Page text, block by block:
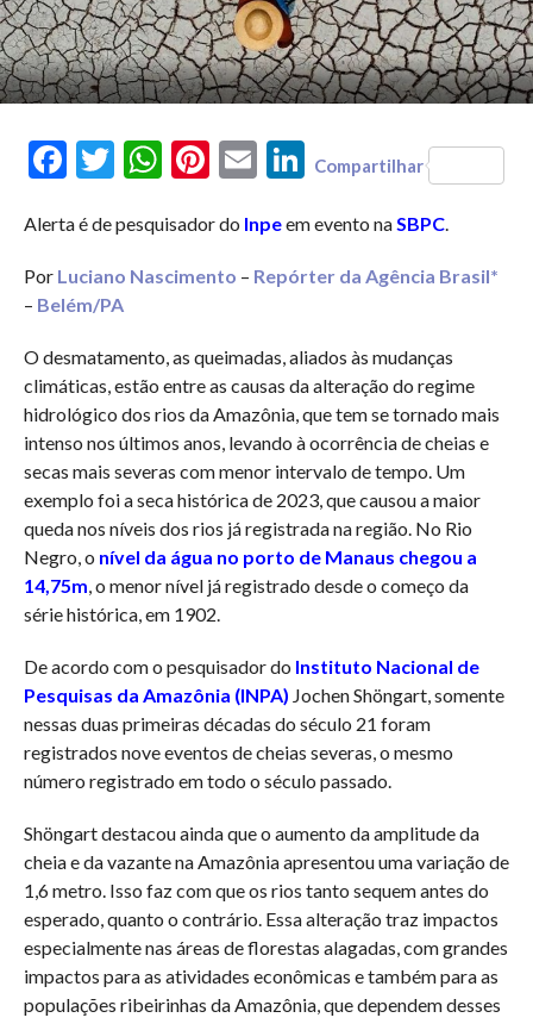
FacebookTwitterWhatsAppPinterest
Email LinkedIn
Compartilhar
Alerta é de pesquisador do Inpeem evento naSBPC.
Por Luciano Nascimento – Repórter da Agência Brasil*
– Belém/PA
O desmatamento, as queimadas, aliados às mudanças
climáticas, estão entre as causas da alteração do regime
hidrológico dos rios da Amazônia, que tem se tornado mais
intenso nos últimos anos, levando à ocorrência de cheias e
secas mais severas com menor intervalo de tempo. Um
exemplo foi a seca histórica de 2023, que causou a maior
queda nos níveis dos rios já registrada na região. No Rio
Negro, o nível da água no porto de Manaus chegou a
14,75m, o menor nível já registrado desde o começo da
série histórica, em 1902.
De acordo com o pesquisador do Instituto Nacional de
Pesquisas da Amazônia (INPA) Jochen Shöngart, somente
nessas duas primeiras décadas do século 21 foram
registrados nove eventos de cheias severas, o mesmo
número registrado em todo o século passado.
Shöngart destacou ainda que o aumento da amplitude da
cheia e da vazante na Amazônia apresentou uma variação de
1,6 metro. Isso faz com que os rios tanto sequem antes do
esperado, quanto o contrário. Essa alteração traz impactos
especialmente nas áreas de florestas alagadas, com grandes
impactos para as atividades econômicas e também para as
populações ribeirinhas da Amazônia, que dependem desses